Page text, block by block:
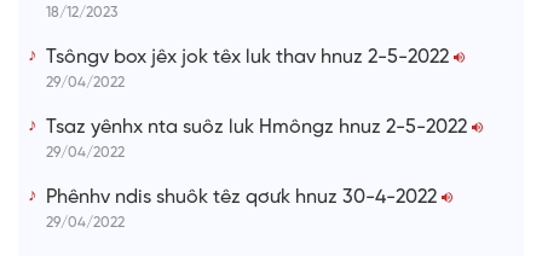
18/12/2023
Tsôngv box jêx jok têx luk thav hnuz 2-5-2022
29/04/2022
Tsaz yênhx nta suôz luk Hmôngz hnuz 2-5-2022
29/04/2022
Phênhv ndis shuôk têz qơưk hnuz 30-4-2022
29/04/2022